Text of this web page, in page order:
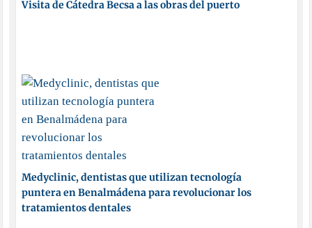
Visita de Cátedra Becsa a las obras del puerto
Medyclinic, dentistas que utilizan tecnología
puntera en Benalmádena para revolucionar los
tratamientos dentales